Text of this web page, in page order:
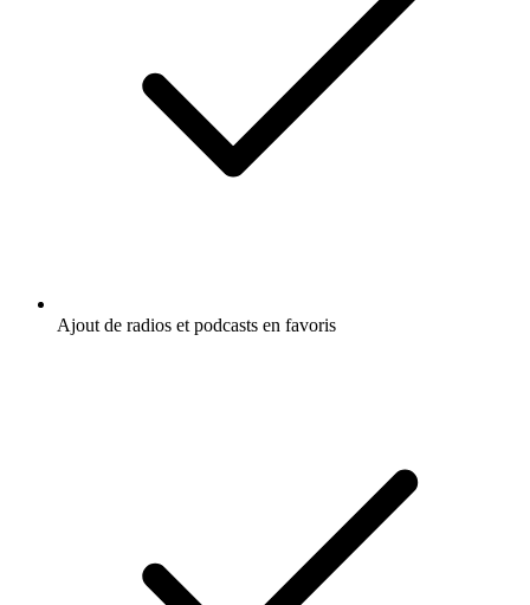
Ajout de radios et podcasts en favoris